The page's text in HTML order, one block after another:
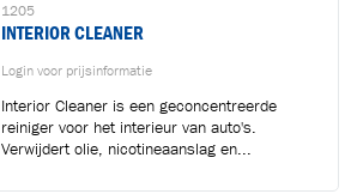
1205
INTERIOR CLEANER
Login voor prijsinformatie
Interior Cleaner is een geconcentreerde
reiniger voor het interieur van auto's.
Verwijdert olie, nicotineaanslag en...